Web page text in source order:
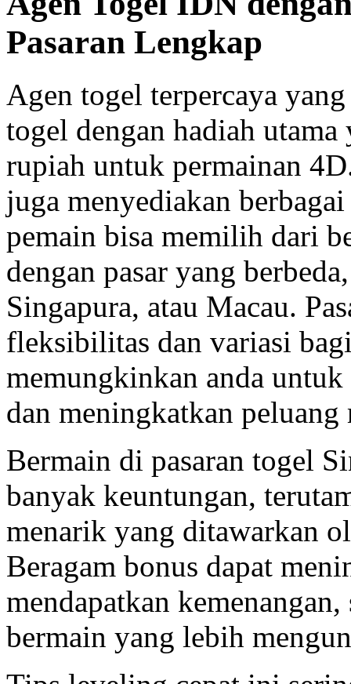
Pasaran Lengkap
Agen togel terpercaya
togel dengan hadiah
rupiah untuk permainan
juga menyediakan
pemain bisa memilih dari
dengan pasar yang
Singapura, atau Macau.
fleksibilitas dan variasi
memungkinkan anda
dan meningkatkan peluang
Bermain di pasaran togel
banyak keuntungan,
menarik yang ditawarkan
Beragam bonus dapat
mendapatkan
bermain yang lebih